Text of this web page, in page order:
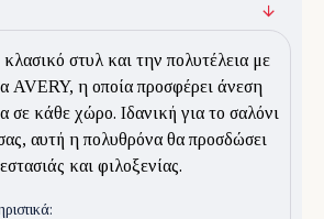
στυλ και την πολυτέλεια με
AVERY, η οποία προσφέρει άνεση
σε κάθε χώρο. Ιδανική για το σαλόνι
αυτή η πολυθρόνα θα προσδώσει
και φιλοξενίας.